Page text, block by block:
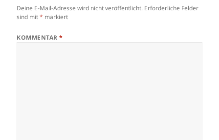
Deine E-Mail-Adresse wird nicht veröffentlicht. Erforderliche Felder
sind mit* markiert
KOMMENTAR*